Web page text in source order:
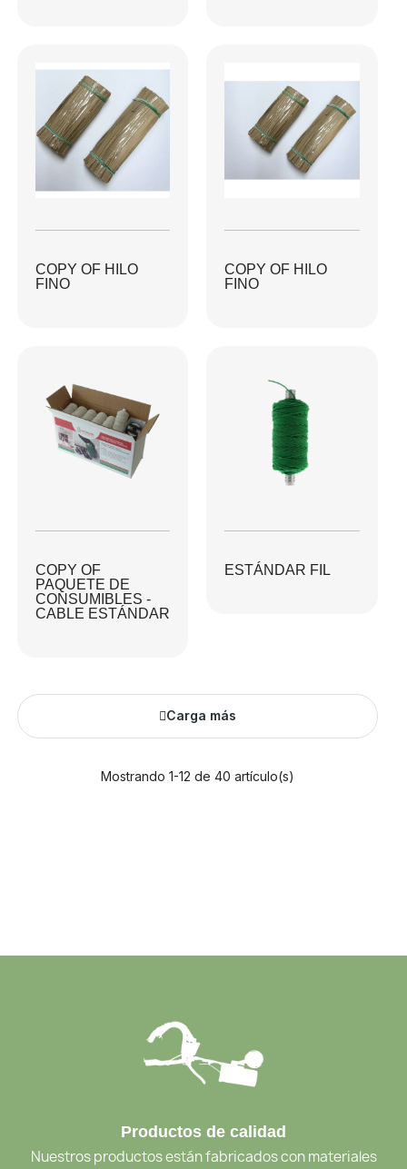
COPY OF HILO
FINO
COPY OF HILO
FINO
COPY OF
PAQUETE DE
CONSUMIBLES -
CABLE ESTÁNDAR
ESTÁNDAR FIL
Carga más
Mostrando 1-12 de 40 artículo(s)
Productos de calidad
Nuestros productos están fabricados con materiales